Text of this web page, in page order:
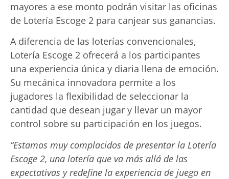
mayores a ese monto podrán visitar las oficinas
de Lotería Escoge 2 para canjear sus ganancias.
A diferencia de las loterías convencionales,
Lotería Escoge 2 ofrecerá a los participantes
una experiencia única y diaria llena de emoción.
Su mecánica innovadora permite a los
jugadores la flexibilidad de seleccionar la
cantidad que desean jugar y llevar un mayor
control sobre su participación en los juegos.
“Estamos muy complacidos de presentar la Lotería
Escoge 2, una lotería que va más allá de las
expectativas y redefine la experiencia de juego en